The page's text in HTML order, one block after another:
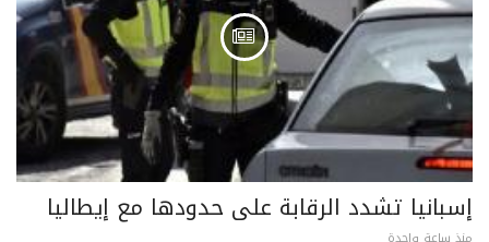
إسبانيا تشدد الرقابة على حدودها مع إيطاليا